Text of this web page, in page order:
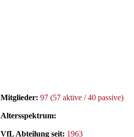
Mitglieder: 97 (57 aktive / 40 passive)
Altersspektrum:
VfL Abteilung seit: 1963